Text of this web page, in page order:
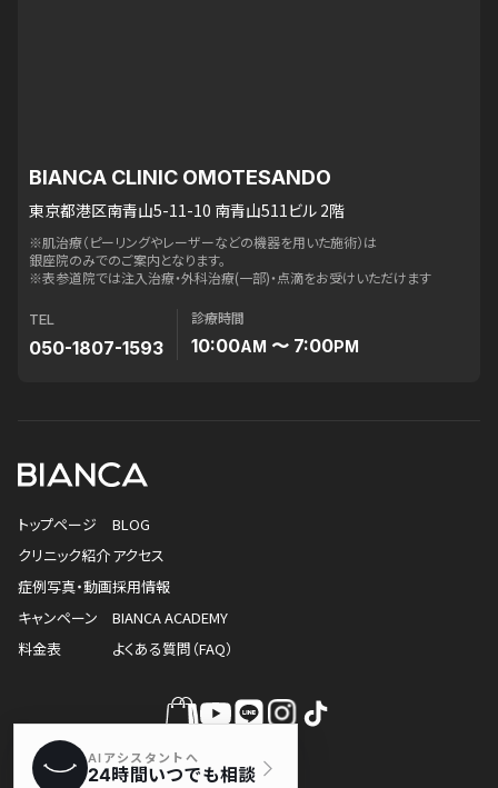
BIANCA CLINIC OMOTESANDO
東京都港区南青山5-11-10 南青山511ビル 2階
※肌治療（ピーリングやレーザーなどの機器を用いた施術）は
銀座院のみでのご案内となります。
※表参道院では注入治療・外科治療(一部)・点滴をお受けいただけます
TEL
050-1807-1593
診療時間
10:00AM 〜 7:00PM
トップページ
クリニック紹介
症例写真・動画
キャンペーン
料金表
BLOG
アクセス
採用情報
BIANCA ACADEMY
よくある質問（FAQ）